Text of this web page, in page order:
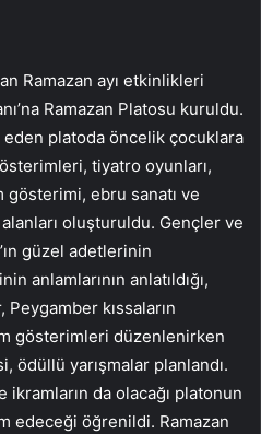
Ramazan ayı etkinlikleri
Ramazan Platosu kuruldu.
eden platoda öncelik çocuklara
tiyatro oyunları,
ebru sanatı ve
oluşturuldu. Gençler ve
güzel adetlerinin
anlamlarının anlatıldığı,
Peygamber kıssaların
gösterimleri düzenlenirken
ödüllü yarışmalar planlandı.
da olacağı platonun
edeceği öğrenildi. Ramazan